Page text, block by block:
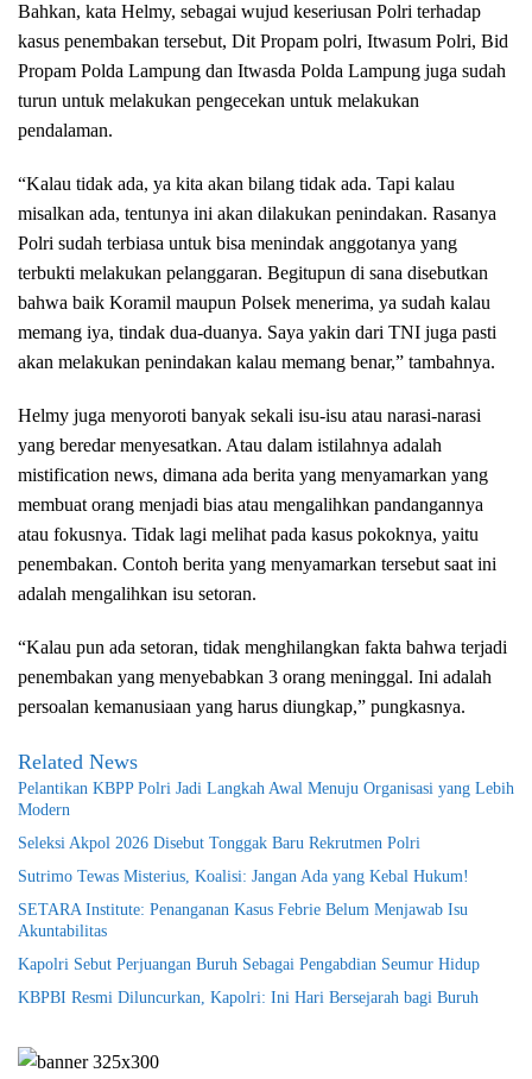
Bahkan, kata Helmy, sebagai wujud keseriusan Polri terhadap
kasus penembakan tersebut, Dit Propam polri, Itwasum Polri, Bid
Propam Polda Lampung dan Itwasda Polda Lampung juga sudah
turun untuk melakukan pengecekan untuk melakukan
pendalaman.
“Kalau tidak ada, ya kita akan bilang tidak ada. Tapi kalau
misalkan ada, tentunya ini akan dilakukan penindakan. Rasanya
Polri sudah terbiasa untuk bisa menindak anggotanya yang
terbukti melakukan pelanggaran. Begitupun di sana disebutkan
bahwa baik Koramil maupun Polsek menerima, ya sudah kalau
memang iya, tindak dua-duanya. Saya yakin dari TNI juga pasti
akan melakukan penindakan kalau memang benar,” tambahnya.
Helmy juga menyoroti banyak sekali isu-isu atau narasi-narasi
yang beredar menyesatkan. Atau dalam istilahnya adalah
mistification news, dimana ada berita yang menyamarkan yang
membuat orang menjadi bias atau mengalihkan pandangannya
atau fokusnya. Tidak lagi melihat pada kasus pokoknya, yaitu
penembakan. Contoh berita yang menyamarkan tersebut saat ini
adalah mengalihkan isu setoran.
“Kalau pun ada setoran, tidak menghilangkan fakta bahwa terjadi
penembakan yang menyebabkan 3 orang meninggal. Ini adalah
persoalan kemanusiaan yang harus diungkap,” pungkasnya.
Related News
Pelantikan KBPP Polri Jadi Langkah Awal Menuju Organisasi yang Lebih
Modern
Seleksi Akpol 2026 Disebut Tonggak Baru Rekrutmen Polri
Sutrimo Tewas Misterius, Koalisi: Jangan Ada yang Kebal Hukum!
SETARA Institute: Penanganan Kasus Febrie Belum Menjawab Isu
Akuntabilitas
Kapolri Sebut Perjuangan Buruh Sebagai Pengabdian Seumur Hidup
KBPBI Resmi Diluncurkan, Kapolri: Ini Hari Bersejarah bagi Buruh